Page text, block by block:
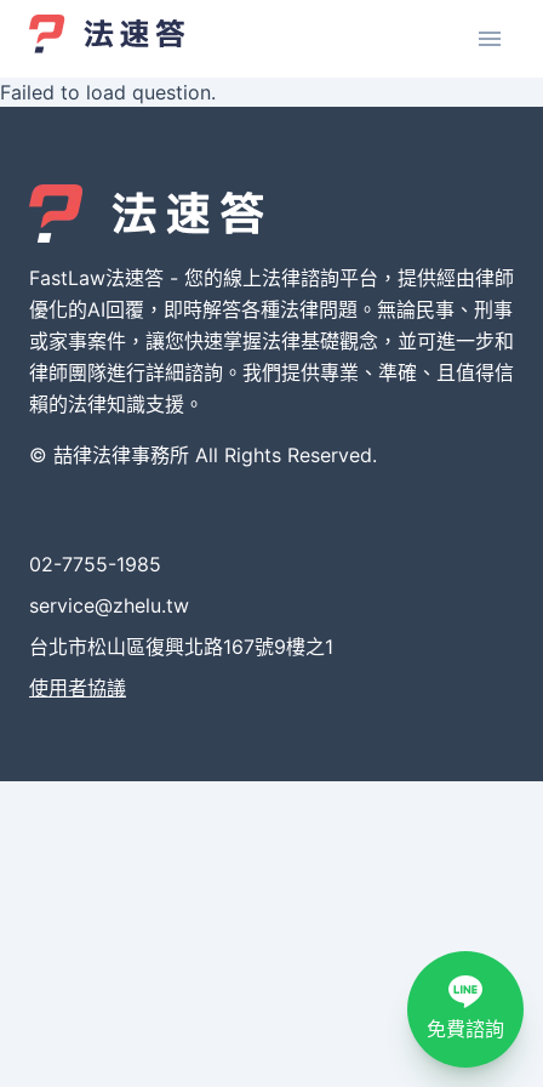
Failed to load question.
FastLaw法速答 - 您的線上法律諮詢平台，提供經由律師
優化的AI回覆，即時解答各種法律問題。無論民事、刑事
或家事案件，讓您快速掌握法律基礎觀念，並可進一步和
律師團隊進行詳細諮詢。我們提供專業、準確、且值得信
賴的法律知識支援。
© 喆律法律事務所 All Rights Reserved.
02-7755-1985
service@zhelu.tw
台北市松山區復興北路167號9樓之1
使用者協議
免費諮詢